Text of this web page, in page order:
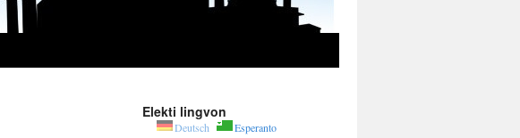
Elekti lingvon
Deutsch Esperanto